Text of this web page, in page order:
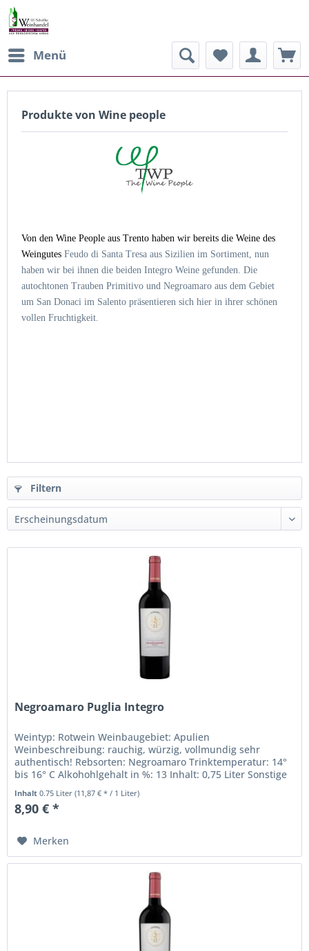
Menü
Produkte von Wine people
Von den Wine People aus Trento haben wir bereits die Weine des
Weingutes Feudo di Santa Tresa aus Sizilien im Sortiment, nun
haben wir bei ihnen die beiden Integro Weine gefunden. Die
autochtonen Trauben Primitivo und Negroamaro aus dem Gebiet
um San Donaci im Salento präsentieren sich hier in ihrer schönen
vollen Fruchtigkeit.
Filtern
Negroamaro Puglia Integro
Weintyp: Rotwein Weinbaugebiet: Apulien
Weinbeschreibung: rauchig, würzig, vollmundig sehr
authentisch! Rebsorten: Negroamaro Trinktemperatur: 14°
bis 16° C Alkohohlgehalt in %: 13 Inhalt: 0,75 Liter Sonstige
Inhaltsstoffe: Sulfite...
Inhalt0.75 Liter(11,87 € * / 1 Liter)
8,90 € *
Merken